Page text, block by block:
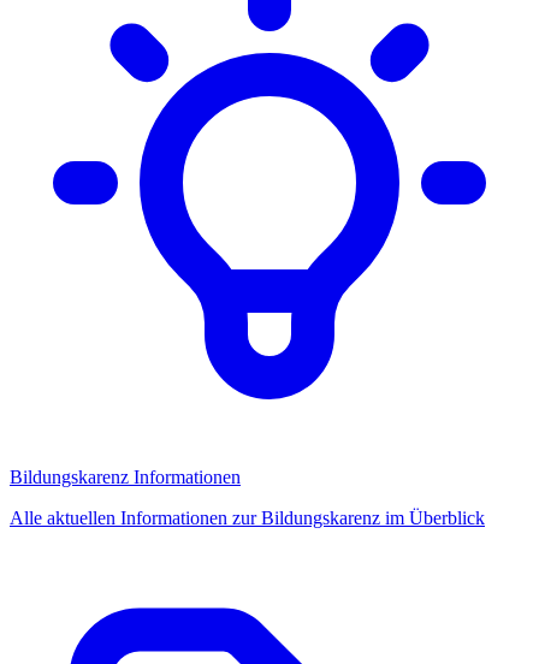
Bildungskarenz Informationen
Alle aktuellen Informationen zur Bildungskarenz im Überblick